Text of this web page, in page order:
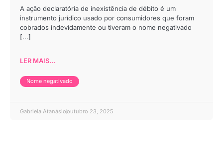
A ação declaratória de inexistência de débito é um
instrumento jurídico usado por consumidores que foram
cobrados indevidamente ou tiveram o nome negativado
[...]
LER MAIS...
Nome negativado
Gabriela Atanásiooutubro 23, 2025